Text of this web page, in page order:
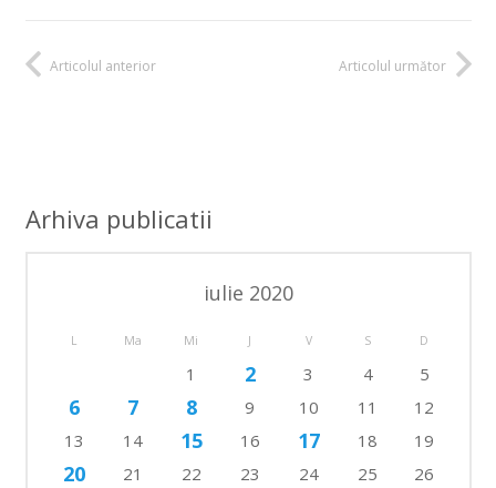
Articolul anterior Articolul următor
Arhiva publicatii
iulie 2020
L Ma Mi J V S D
1 2 3 4 5
6 7 8 9 10 11
12
13
14 15 16 17 18 19
20 21 22 23 24 25
26